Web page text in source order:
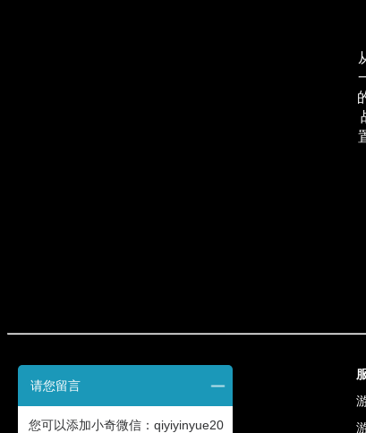
QQ: 3998464351
请您留言
您可以添加小奇微信：qiyiyinyue20